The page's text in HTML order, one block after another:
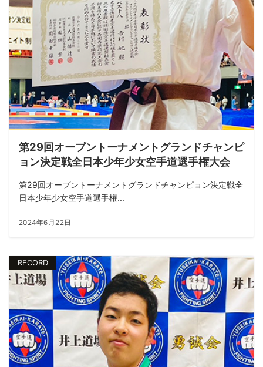
第29回オープントーナメントグランドチャンピ
ョン決定戦全日本少年少女空手道選手権大会
第29回オープントーナメントグランドチャンピョン決定戦全
日本少年少女空手道選手権...
2024年6月22日
RECORD